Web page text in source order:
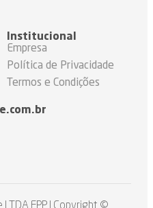
Institucional
Empresa
Política de Privacidade
Termos e Condições
LTDA EPP | Copyright ©